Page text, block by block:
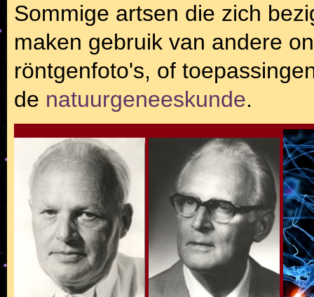
Sommige artsen die zich
maken gebruik van andere
röntgenfoto's, of
de natuurgeneeskunde.